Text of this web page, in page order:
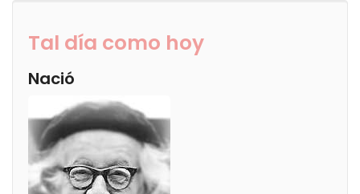
Tal día como hoy
Nació